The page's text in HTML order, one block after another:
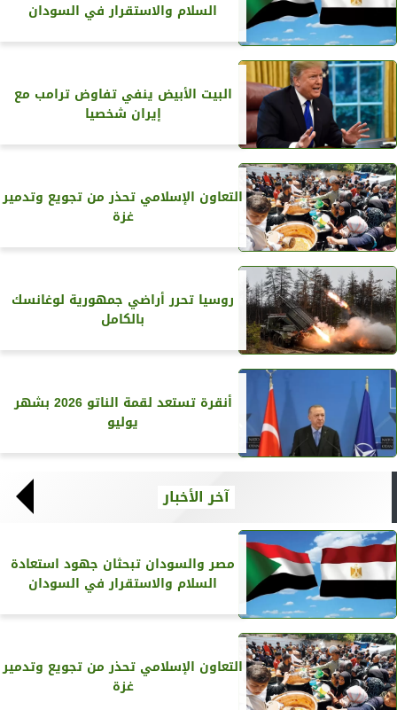
السلام والاستقرار في السودان
البيت الأبيض ينفي تفاوض ترامب مع
إيران شخصيا
التعاون الإسلامي تحذر من تجويع وتدمير
غزة
روسيا تحرر أراضي جمهورية لوغانسك
بالكامل
أنقرة تستعد لقمة الناتو 2026 بشهر
يوليو
آخر الأخبار
مصر والسودان تبحثان جهود استعادة
السلام والاستقرار في السودان
التعاون الإسلامي تحذر من تجويع وتدمير
غزة